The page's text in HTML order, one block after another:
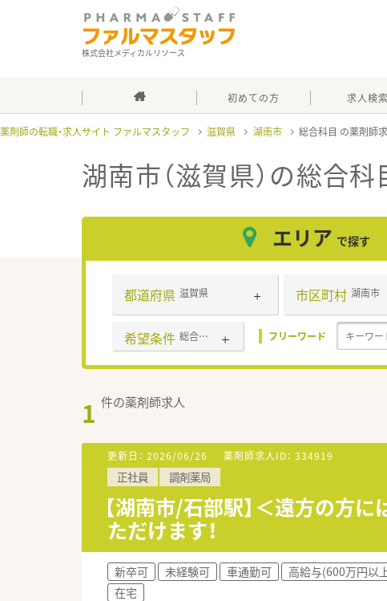
株式会社メディカルリソース
初めての方 求人検索
薬剤師の転職・求人サイト ファルマスタッフ 滋賀県 湖南市 総合科目
湖南市（滋賀県）の総合科
エリア で探す
都道府県 滋賀県 市区町村 湖南市
希望条件 総合科目 フリーワード
1 件の薬剤師求人
更新日： 2026/06/26 薬剤師求人ID： 334919
正社員 調剤薬局
【湖南市/石部駅】＜遠方の方
ただけます！
新卒可 未経験可 車通勤可 高給与(600万円以
在宅